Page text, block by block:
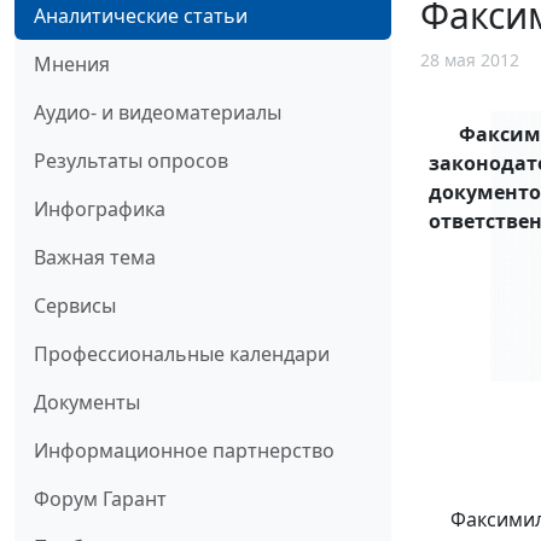
Аналитические статьи
Мнения
Аудио- и видеоматериалы
Результаты опросов
Инфографика
Важная тема
Сервисы
Профессиональные календари
Документы
Информационное партнерство
Форум Гарант
28 мая 2012